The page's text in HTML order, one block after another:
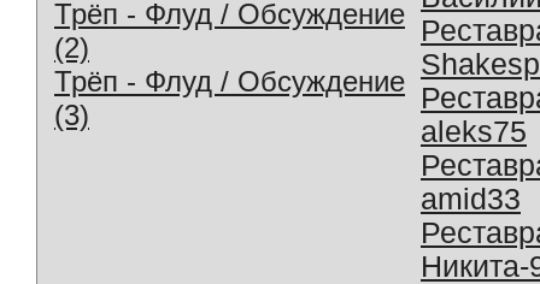
Трёп - Флуд / Обсуждение
(2)
Трёп - Флуд / Обсуждение
(3)
aleks75
amid33
Никита-